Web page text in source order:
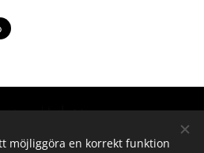
vid intresse
möjliggöra en korrekt funktion